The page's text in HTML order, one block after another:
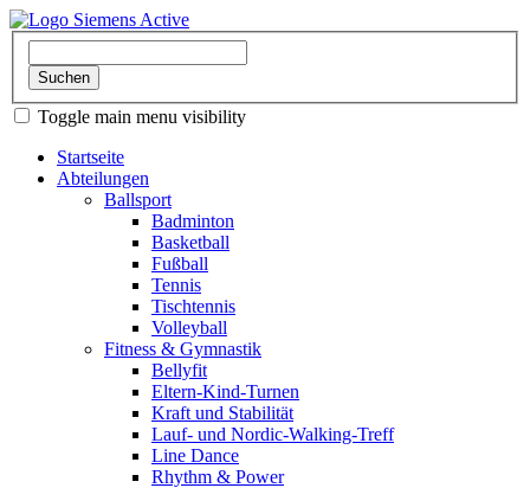
Toggle main menu visibility
Startseite
Abteilungen
Ballsport
Badminton
Basketball
Fußball
Tennis
Tischtennis
Volleyball
Fitness & Gymnastik
Bellyfit
Eltern-Kind-Turnen
Kraft und Stabilität
Lauf- und Nordic-Walking-Treff
Line Dance
Rhythm & Power